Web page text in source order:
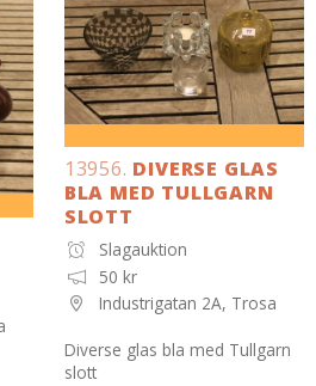
13956. DIVERSE GLAS
BLA MED TULLGARN
SLOTT
Slagauktion
50 kr
Industrigatan 2A, Trosa
Diverse glas bla med Tullgarn
slott